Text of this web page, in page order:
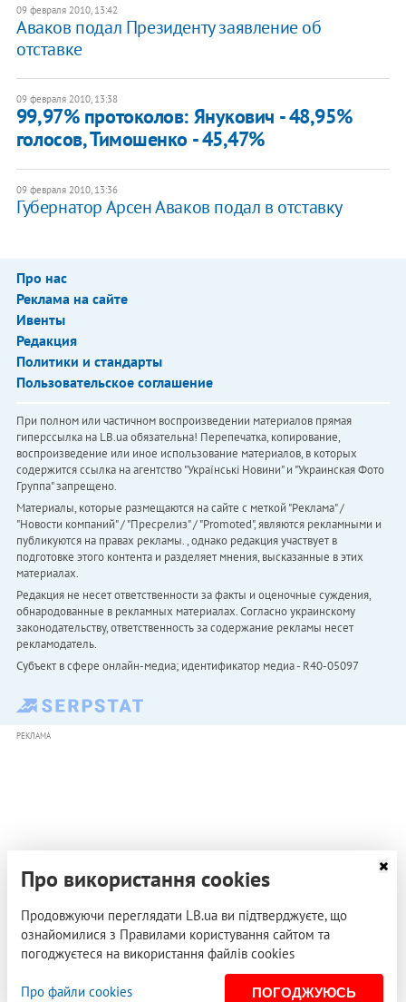
09 февраля 2010, 13:42
Аваков подал Президенту заявление об
отставке
09 февраля 2010, 13:38
99,97% протоколов: Янукович - 48,95%
голосов, Тимошенко - 45,47%
09 февраля 2010, 13:36
Губернатор Арсен Аваков подал в отставку
Про нас
Реклама на сайте
Ивенты
Редакция
Политики и стандарты
Пользовательское соглашение
При полном или частичном воспроизведении материалов прямая
гиперссылка на LB.ua обязательна! Перепечатка, копирование,
воспроизведение или иное использование материалов, в которых
содержится ссылка на агентство "Українськi Новини" и "Украинская Фото
Группа" запрещено.
Материалы, которые размещаются на сайте с меткой "Реклама" /
"Новости компаний" / "Пресрелиз" / "Promoted", являются рекламными и
публикуются на правах рекламы. , однако редакция участвует в
подготовке этого контента и разделяет мнения, высказанные в этих
материалах.
Редакция не несет ответственности за факты и оценочные суждения,
обнародованные в рекламных материалах. Согласно украинскому
законодательству, ответственность за содержание рекламы несет
рекламодатель.
Субъект в сфере онлайн-медиа; идентификатор медиа - R40-05097
РЕКЛАМА
Про використання cookies
Продовжуючи переглядати LB.ua ви підтверджуєте, що
ознайомилися з Правилами користування сайтом та
погоджуєтеся на використання файлів cookies
Про файли cookies ПОГОДЖУЮСЬ